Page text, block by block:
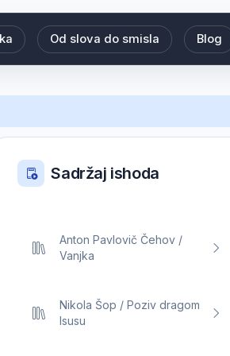
Od slova do smisla Blog
Sadržaj ishoda
Anton Pavlovič Čehov /
Vanjka
Nikola Šop / Poziv dragom
Isusu